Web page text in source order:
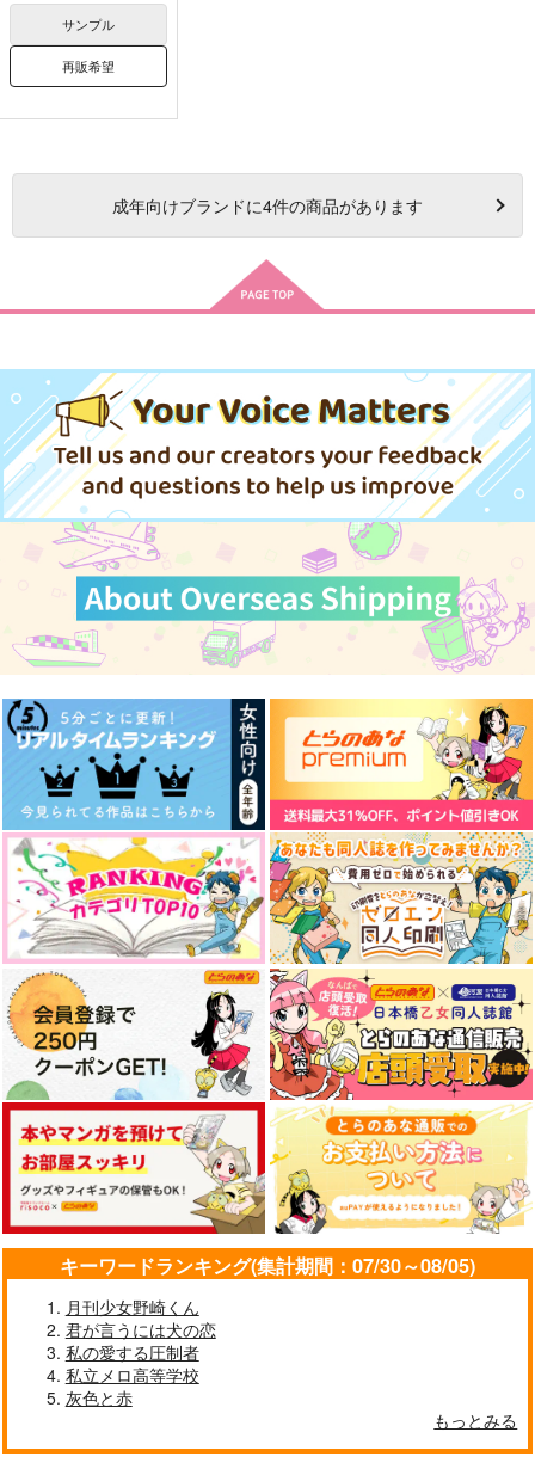
サンプル
再販希望
成年向けブランドに4件の商品があります
キーワードランキング(集計期間：07/30～08/05)
月刊少女野崎くん
君が言うには犬の恋
私の愛する圧制者
私立メロ高等学校
灰色と赤
もっとみる